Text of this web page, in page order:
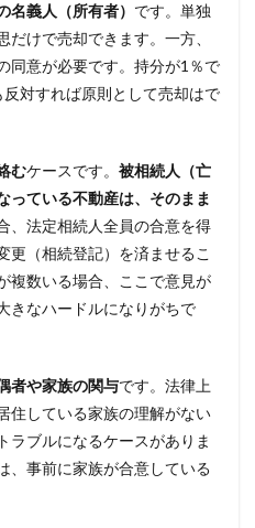
名義人（所有者） です。単独
けで売却できます。一方、
同意が必要です。持分が1％で
対すれば原則として売却はで
むケースです。 被相続人（亡
っている不動産は、そのまま
、法定相続人全員の合意を得
更（相続登記）を済ませるこ
複数いる場合、ここで意見が
きなハードルになりがちで
者や家族の関与です。法律上
住している家族の理解がない
ラブルになるケースがありま
、事前に家族が合意している